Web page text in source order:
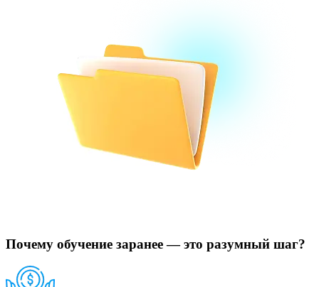
Почему обучение заранее — это разумный шаг?